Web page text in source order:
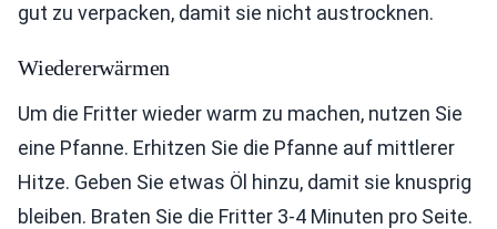
gut zu verpacken, damit sie nicht austrocknen.
Wiedererwärmen
Um die Fritter wieder warm zu machen, nutzen Sie
eine Pfanne. Erhitzen Sie die Pfanne auf mittlerer
Hitze. Geben Sie etwas Öl hinzu, damit sie knusprig
bleiben. Braten Sie die Fritter 3-4 Minuten pro Seite.